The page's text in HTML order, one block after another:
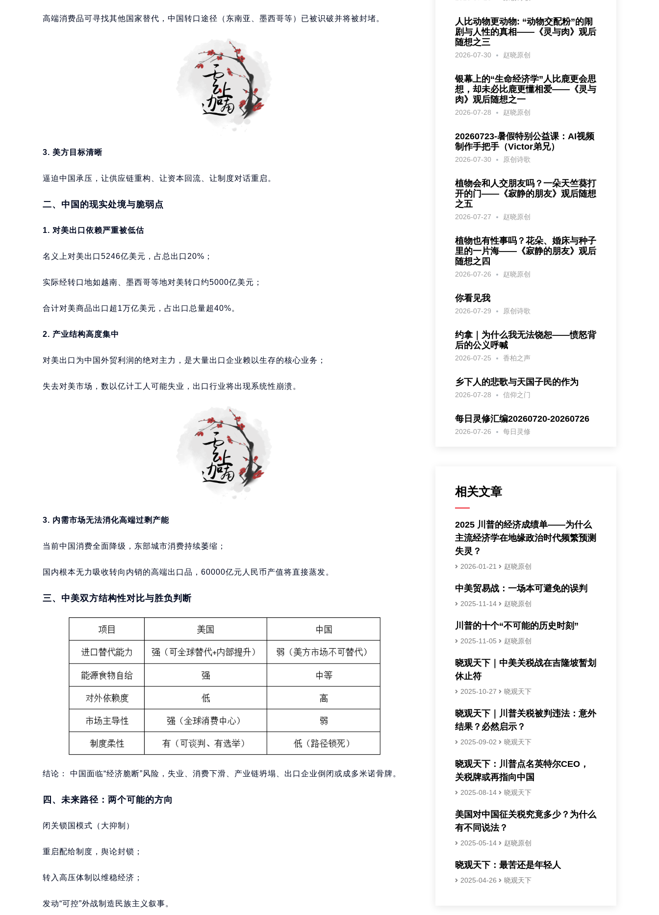
高端消费品可寻找其他国家替代，中国转口途径（东南亚、墨西哥等）已被识破并将被封堵。
3. 美方目标清晰
逼迫中国承压，让供应链重构、让资本回流、让制度对话重启。
二、中国的现实处境与脆弱点
1. 对美出口依赖严重被低估
名义上对美出口5246亿美元，占总出口20%；
实际经转口地如越南、墨西哥等地对美转口约5000亿美元；
合计对美商品出口超1万亿美元，占出口总量超40%。
2. 产业结构高度集中
对美出口为中国外贸利润的绝对主力，是大量出口企业赖以生存的核心业务；
失去对美市场，数以亿计工人可能失业，出口行业将出现系统性崩溃。
3. 内需市场无法消化高端过剩产能
当前中国消费全面降级，东部城市消费持续萎缩；
国内根本无力吸收转向内销的高端出口品，60000亿元人民币产值将直接蒸发。
三、中美双方结构性对比与胜负判断
结论： 中国面临“经济脆断”风险，失业、消费下滑、产业链坍塌、出口企业倒闭或成多米诺骨牌。
四、未来路径：两个可能的方向
闭关锁国模式（大抑制）
重启配给制度，舆论封锁；
转入高压体制以维稳经济；
发动“可控”外战制造民族主义叙事。
人比动物更动物: “动物交配粉”的闹
剧与人性的真相——《灵与肉》观后
随想之三
2026-07-30 赵晓原创
银幕上的“生命经济学”人比鹿更会思
想，却未必比鹿更懂相爱——《灵与
肉》观后随想之一
2026-07-28 赵晓原创
20260723-暑假特别公益课：AI视频
制作手把手（Victor弟兄）
2026-07-30 原创诗歌
植物会和人交朋友吗？一朵天竺葵打
开的门——《寂静的朋友》观后随想
之五
2026-07-27 赵晓原创
植物也有性事吗？花朵、婚床与种子
里的一片海——《寂静的朋友》观后
随想之四
2026-07-26 赵晓原创
你看见我
2026-07-29 原创诗歌
约拿｜为什么我无法饶恕——愤怒背
后的公义呼喊
2026-07-25 香柏之声
乡下人的悲歌与天国子民的作为
2026-07-28 信仰之门
每日灵修汇编20260720-20260726
2026-07-26 每日灵修
相关文章
2025 川普的经济成绩单——为什么
主流经济学在地缘政治时代频繁预测
失灵？
2026-01-21 赵晓原创
中美贸易战：一场本可避免的误判
2025-11-14 赵晓原创
川普的十个“不可能的历史时刻”
2025-11-05 赵晓原创
晓观天下｜中美关税战在吉隆坡暂划
休止符
2025-10-27 晓观天下
晓观天下｜川普关税被判违法：意外
结果？必然启示？
2025-09-02 晓观天下
晓观天下：川普点名英特尔CEO，
关税牌或再指向中国
2025-08-14 晓观天下
美国对中国征关税究竟多少？为什么
有不同说法？
2025-05-14 赵晓原创
晓观天下：最苦还是年轻人
2025-04-26 晓观天下